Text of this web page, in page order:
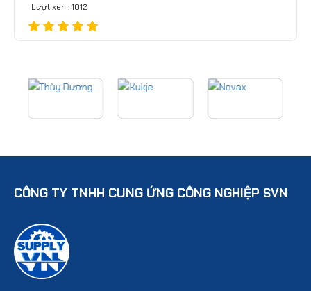
Lượt xem: 1012
CÔNG TY TNHH CUNG ỨNG CÔNG NGHIỆP SVN